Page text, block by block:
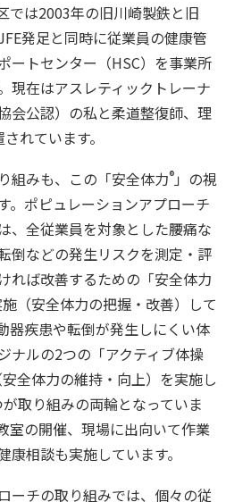
では2003年の旧川崎製鉄と旧
発足と同時に従業員の健康管
ートセンター（HSC）を事業所
現在はアスレティックトレーナ
会公認）の私と柔道整復師、理
れています。
組みも、この「安全体力®」の視
。ポピュレーションアプローチ
、全従業員を対象とした腰痛な
倒などの発生リスクを測定・評
れば改善するための「安全体力
（安全体力の把握・改善）して
器疾患や転倒が発生しにくい体
ナルの2つの「アクティブ体操
全体力の維持・向上）を実施し
取り組みの両輪となっていま
室の開催、現場に出向いて作業
康相談も実施しています。
ーチの取り組みでは、個々の従